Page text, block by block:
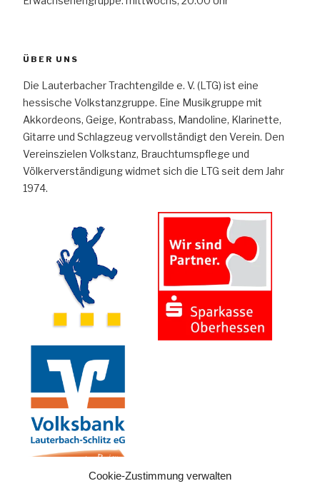
Cookie-Zustimmung verwalten
ÜBER UNS
Die Lauterbacher Trachtengilde e. V. (LTG) ist eine
hessische Volkstanzgruppe. Eine Musikgruppe mit
Akkordeons, Geige, Kontrabass, Mandoline, Klarinette,
Gitarre und Schlagzeug vervollständigt den Verein. Den
Vereinszielen Volkstanz, Brauchtumspflege und
Völkerverständigung widmet sich die LTG seit dem Jahr
1974.